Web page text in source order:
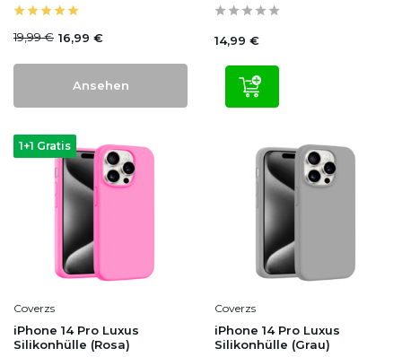
19,99 € 16,99 €
Ansehen
14,99 €
1+1 Gratis
Coverzs
iPhone 14 Pro Luxus
Silikonhülle (Rosa)
Coverzs
iPhone 14 Pro Luxus
Silikonhülle (Grau)